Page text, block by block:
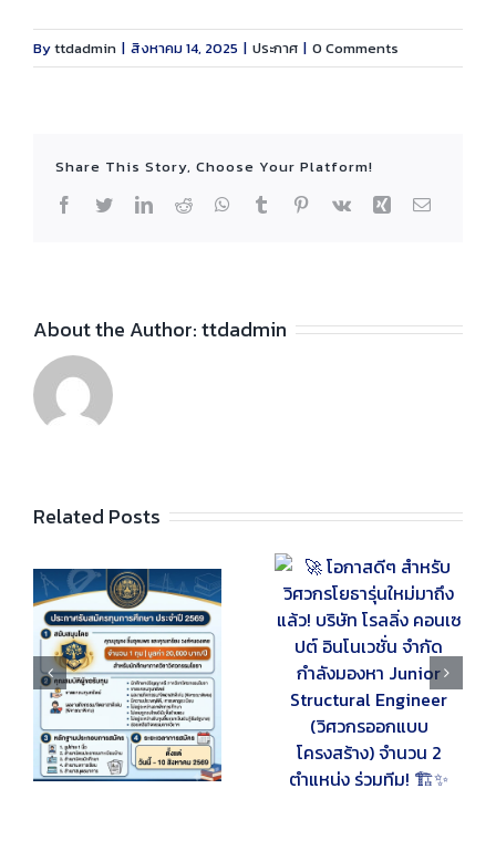
Byttdadmin | สิงหาคม 14, 2025 | ประกาศ | 0 Comments
Share This Story, Choose Your Platform!
Facebook
TwitterLinkedIn
Reddit WhatsApp
Tumblr Pinterest
Vk Xing Email
About the Author:ttdadmin
Related Posts
🚀 โอกาสดีๆ สำหรับ
วิศวกรโยธารุ่นใหม่มา
ถึงแล้ว! บริษัท โรลลิ่ง
คอนเซปต์ อินโนเวชั่น
จำกัด กำลังมองหา
Junior Structural
Engineer (วิศวกร
ออกแบบโครงสร้าง)
จำนวน 2 ตำแหน่ง
ร่วมทีม! 🏗️✨
📢📣 ประกาศรับสมัคร
ทุนการศึกษา
“นักศึกษาเก่า
วิศวกรรมโยธา”
สำหรับนักศึกษา
ปริญญาตรี ภาควิชา
วิศวกรรมโยธา ประจำ
ปีการศึกษา 2569 📣
📢